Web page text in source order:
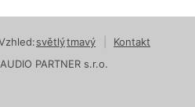
světlýtmavý
Kontakt
PARTNER s.r.o.